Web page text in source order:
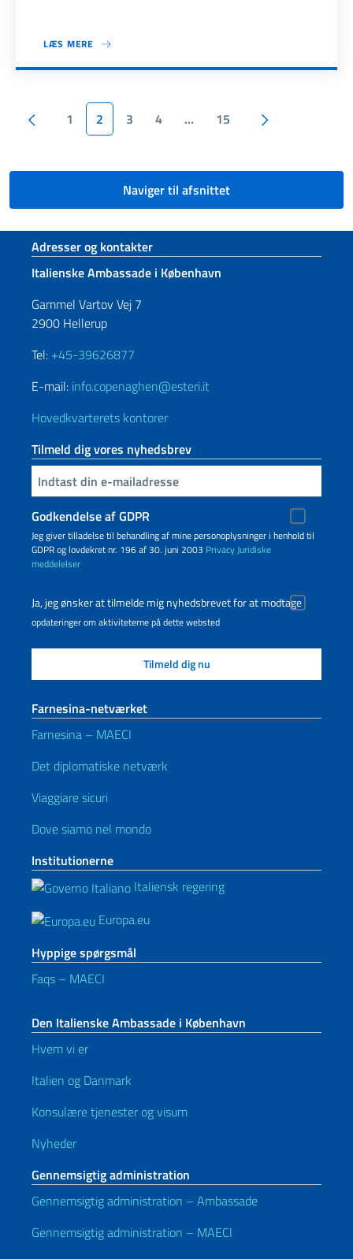
LÆS MERE
Sideinddeling
Forrige side
1 2 3 4 … 15
Naviger til afsnittet
Sidefod sektion
Adresser og kontakter
Italienske Ambassade i København
Gammel Vartov Vej 7
2900 Hellerup
Tel: +45-39626877
E-mail: info.copenaghen@esteri.it
Hovedkvarterets kontorer
Tilmeld dig vores nyhedsbrev
Indtast din e-mailadresse
Godkendelse af GDPR
Jeg giver tilladelse til behandling af mine personoplysninger i henhold til
GDPR og lovdekret nr. 196 af 30. juni 2003 PrivacyJuridiske
meddelelser
Ja, jeg ønsker at tilmelde mig nyhedsbrevet for at modtage
opdateringer om aktiviteterne på dette websted
Farnesina-netværket
Farnesina – MAECI
Det diplomatiske netværk
Viaggiare sicuri
Dove siamo nel mondo
Institutionerne
Italiensk regering
Europa.eu
Hyppige spørgsmål
Faqs – MAECI
Den Italienske Ambassade i København
Hvem vi er
Italien og Danmark
Konsulære tjenester og visum
Nyheder
Gennemsigtig administration
Gennemsigtig administration – Ambassade
Gennemsigtig administration – MAECI